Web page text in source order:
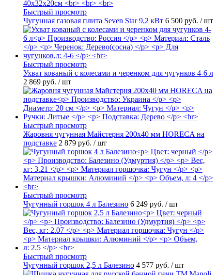
Быстрый просмотр
Чугунная газовая плита Seven Star 9,2 кВт 6 500 руб. / шт
Быстрый просмотр
Ухват кованый с колесами и черенком для чугунков 4-6 л
2 869 руб. / шт
Быстрый просмотр
Жаровня чугунная Майстерня 200х40 мм HORECA на
подставке 2 879 руб. / шт
Быстрый просмотр
Чугунный горшок 4 л Балезино 6 249 руб. / шт
Быстрый просмотр
Чугунный горшок 2,5 л Балезино 4 577 руб. / шт